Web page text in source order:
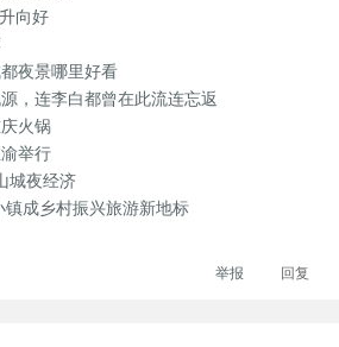
向好
夜景哪里好看
，连李白都曾在此流连忘返
火锅
举行
城夜经济
成乡村振兴旅游新地标
回复
举报